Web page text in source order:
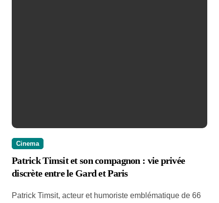
Cinema
Patrick Timsit et son compagnon : vie privée
discrète entre le Gard et Paris
Patrick Timsit, acteur et humoriste emblématique de 66